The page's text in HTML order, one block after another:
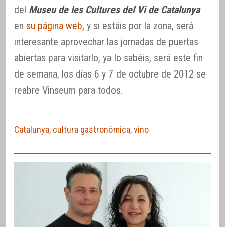
del Museu de les Cultures del Vi de Catalunya
en su página web, y si estáis por la zona, será
interesante aprovechar las jornadas de puertas
abiertas para visitarlo, ya lo sabéis, será este fin
de semana, los días 6 y 7 de octubre de 2012 se
reabre Vinseum para todos.
Catalunya, cultura gastronómica,vino